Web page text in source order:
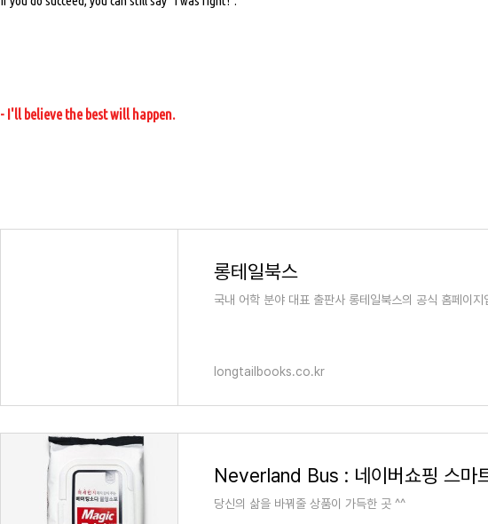
- I'll believe the best will happen.
롱테일북스
국내 어학 분야 대표 출판사 롱테일북스의 공식 홈페이지
longtailbooks.co.kr
Neverland Bus : 네이버쇼핑 스마
당신의 삶을 바꿔줄 상품이 가득한 곳 ^^